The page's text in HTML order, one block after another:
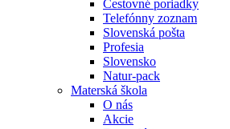
Cestovné poriadky
Telefónny zoznam
Slovenská pošta
Profesia
Slovensko
Natur-pack
Materská škola
O nás
Akcie